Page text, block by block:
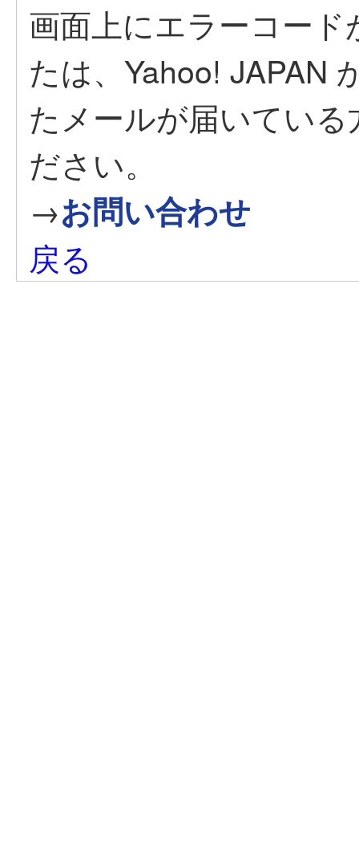
画面上にエラーコー
たは、Yahoo! JAPAN
たメールが届いてい
ださい。
→お問い合わせ
戻る